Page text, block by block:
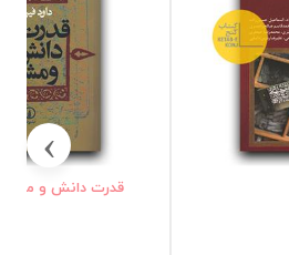
قدرت دانش و
›